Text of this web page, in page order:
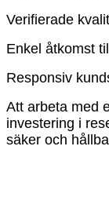
Verifierade
Enkel åtkomst
Responsiv
Att arbeta med
investering i
säker och